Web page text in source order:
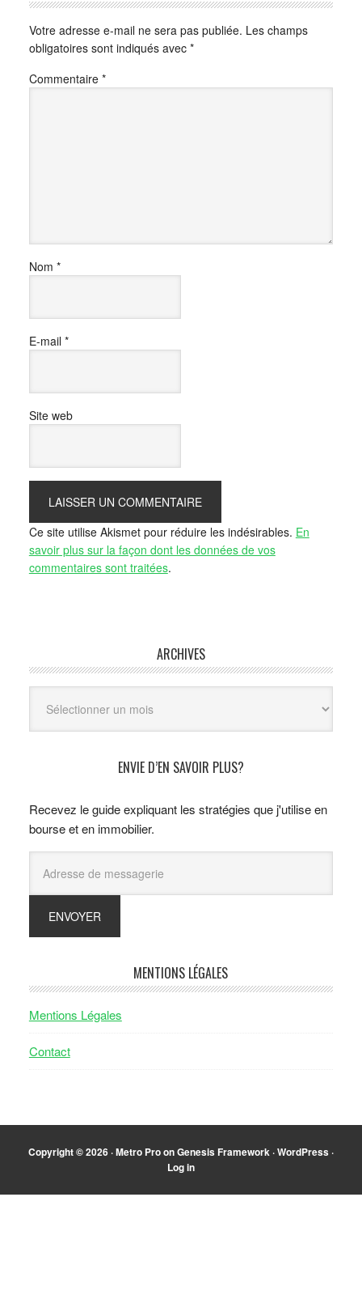
Votre adresse e-mail ne sera pas publiée. Les champs
obligatoires sont indiqués avec *
Commentaire *
Nom *
E-mail *
Site web
Ce site utilise Akismet pour réduire les indésirables. En
savoir plus sur la façon dont les données de vos
commentaires sont traitées.
ARCHIVES
ENVIE D’EN SAVOIR PLUS?
Recevez le guide expliquant les stratégies que j'utilise en
bourse et en immobilier.
MENTIONS LÉGALES
Mentions Légales
Contact
Copyright © 2026 ·Metro ProonGenesis Framework ·WordPress ·
Log in